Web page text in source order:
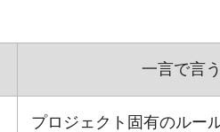
一言で言
プロジェクト固有のルー